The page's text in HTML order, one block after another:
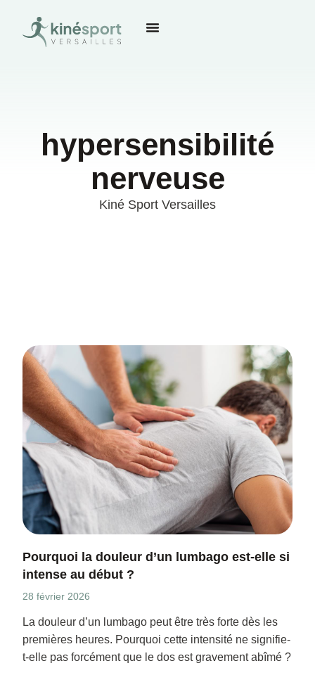
hypersensibilité
nerveuse
Kiné Sport Versailles
Pourquoi la douleur d’un lumbago est-elle si
intense au début ?
28 février 2026
La douleur d’un lumbago peut être très forte dès les
premières heures. Pourquoi cette intensité ne signifie-
t-elle pas forcément que le dos est gravement abîmé ?